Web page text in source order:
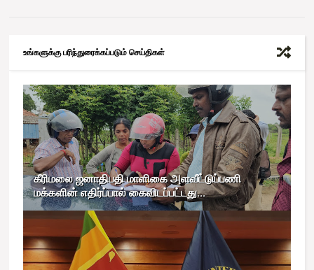
உங்களுக்கு பரிந்துரைக்கப்படும் செய்திகள்
கீரிமலை ஜனாதிபதி மாளிகை அளவீட்டுப்பணி
மக்களின் எதிர்ப்பால் கைவிடப்பட்டது...